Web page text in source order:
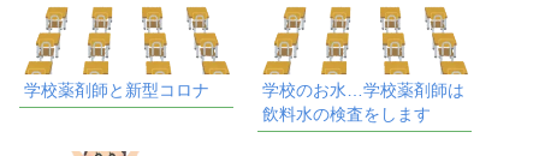
学校薬剤師と新型コロナ
学校のお水…学校薬剤師は
飲料水の検査をします